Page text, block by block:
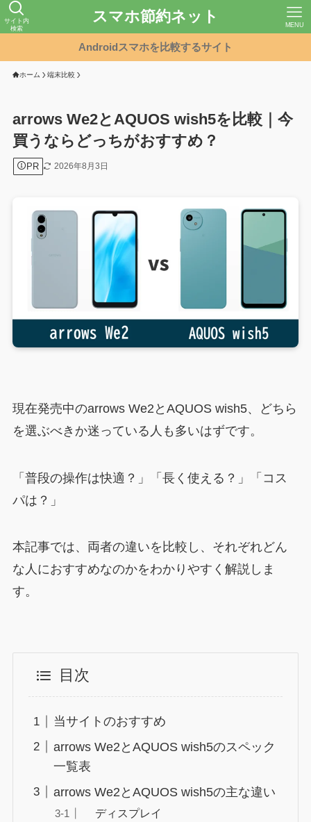
スマホ節約ネット
サイト内
検索
MENU
Androidスマホを比較するサイト
ホーム 端末比較
arrows We2とAQUOS wish5を比較｜今
買うならどっちがおすすめ？
PR 2026年8月3日
現在発売中のarrows We2とAQUOS wish5、どちら
を選ぶべきか迷っている人も多いはずです。
「普段の操作は快適？」「長く使える？」「コス
パは？」
本記事では、両者の違いを比較し、それぞれどん
な人におすすめなのかをわかりやすく解説しま
す。
目次
当サイトのおすすめ
arrows We2とAQUOS wish5のスペック
一覧表
arrows We2とAQUOS wish5の主な違い
ディスプレイ